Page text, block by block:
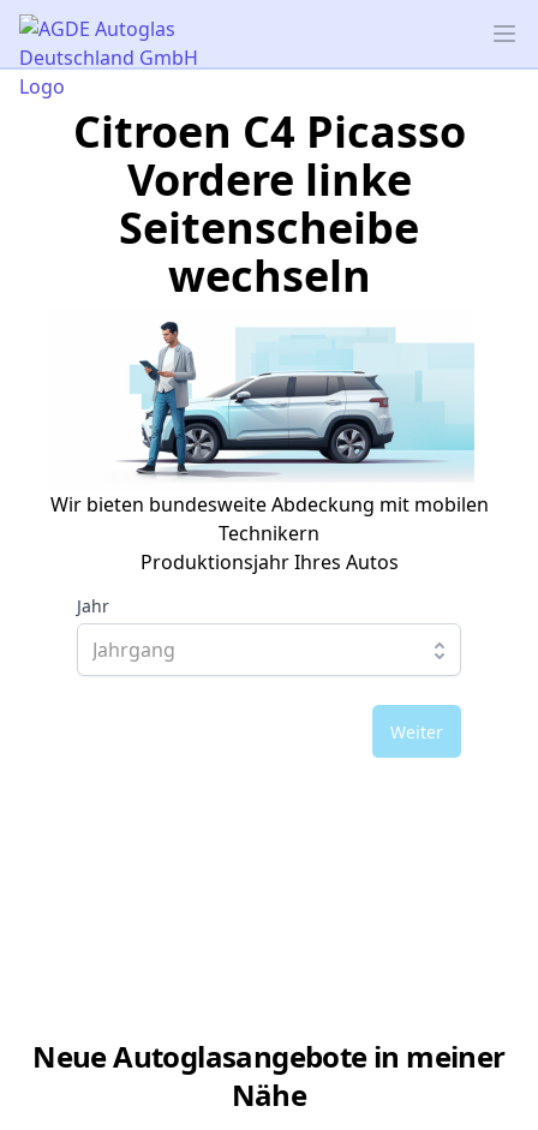
AGDE Autoglas Deutschland GmbH
Citroen C4 Picasso
Vordere linke
Seitenscheibe
wechseln
Wir bieten bundesweite Abdeckung mit mobilen
Technikern
Produktionsjahr Ihres Autos
Jahr
Weiter
Neue Autoglasangebote in meiner
Nähe